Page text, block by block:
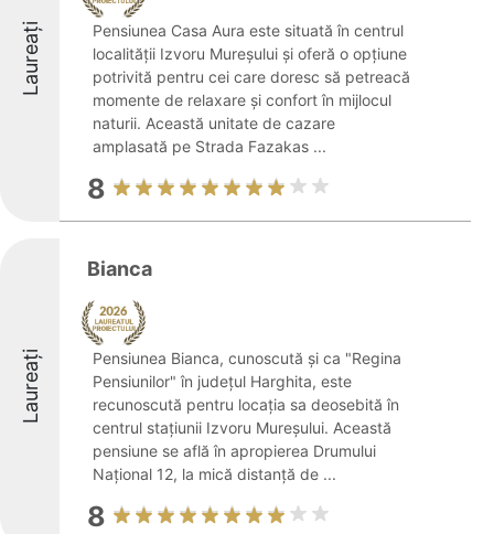
Laureați
Pensiunea Casa Aura este situată în centrul
localității Izvoru Mureșului și oferă o opțiune
potrivită pentru cei care doresc să petreacă
momente de relaxare și confort în mijlocul
naturii. Această unitate de cazare
amplasată pe Strada Fazakas ...
8
Laureați
Bianca
Pensiunea Bianca, cunoscută și ca "Regina
Pensiunilor" în județul Harghita, este
recunoscută pentru locația sa deosebită în
centrul stațiunii Izvoru Mureșului. Această
pensiune se află în apropierea Drumului
Național 12, la mică distanță de ...
8